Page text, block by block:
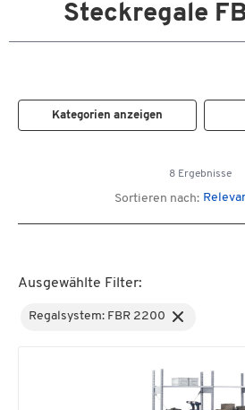
Steckregale
Kategorien anzeigen
8 Ergebnisse
Sortieren nach:
Ausgewählte Filter:
Regalsystem: FBR 2200